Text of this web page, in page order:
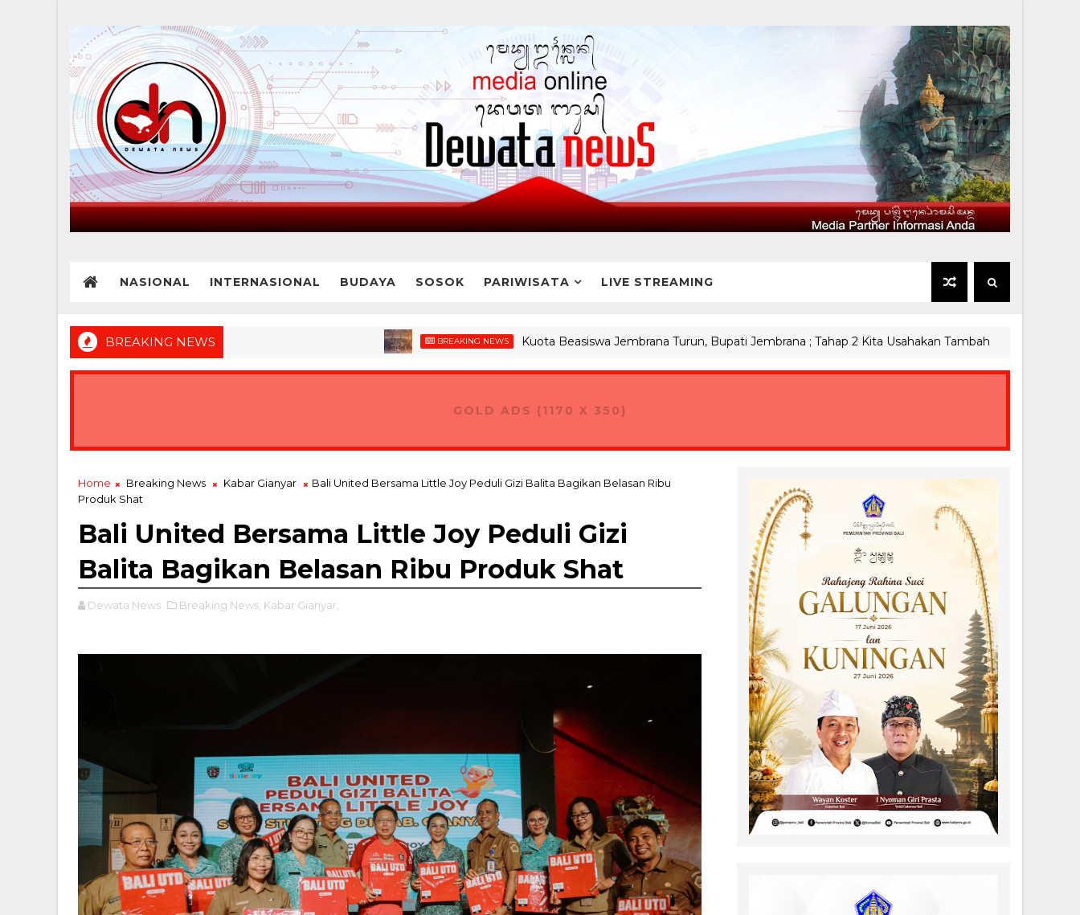
NASIONAL INTERNASIONAL BUDAYA SOSOK PARIWISATA LIVE STREAMING
BREAKING NEWS BREAKING NEWS Kuota Beasiswa Jembrana Turun, Bupati Jembrana ; Tahap 2 Kita Usahakan Tambah
GOLD ADS (1170 X 350)
Home Breaking News Kabar Gianyar
Bali United Bersama Little Joy Peduli Gizi Balita Bagikan Belasan Ribu
Produk Shat
Bali United Bersama Little Joy Peduli Gizi
Balita Bagikan Belasan Ribu Produk Shat
Dewata News Breaking News, Kabar Gianyar,